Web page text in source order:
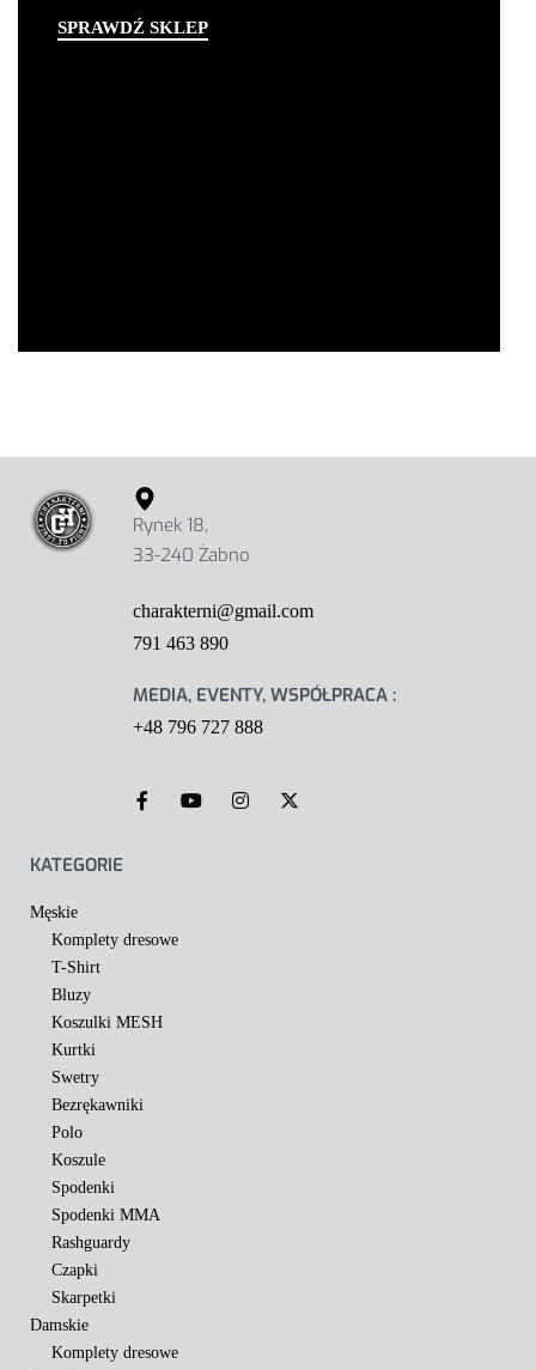
SPRAWDŹ SKLEP
Rynek 18,
33-240 Żabno
charakterni@gmail.com
791 463 890
MEDIA, EVENTY, WSPÓŁPRACA :
+48 796 727 888
KATEGORIE
Męskie
Komplety dresowe
T-Shirt
Bluzy
Koszulki MESH
Kurtki
Swetry
Bezrękawniki
Polo
Koszule
Spodenki
Spodenki MMA
Rashguardy
Czapki
Skarpetki
Damskie
Komplety dresowe